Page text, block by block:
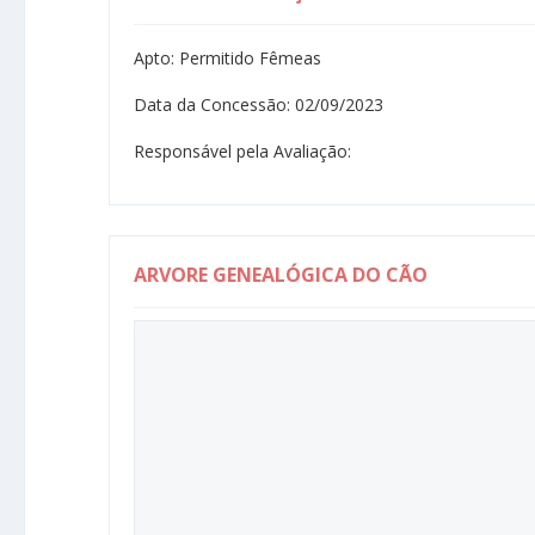
Apto: Permitido Fêmeas
Data da Concessão: 02/09/2023
Responsável pela Avaliação:
ARVORE GENEALÓGICA DO CÃO